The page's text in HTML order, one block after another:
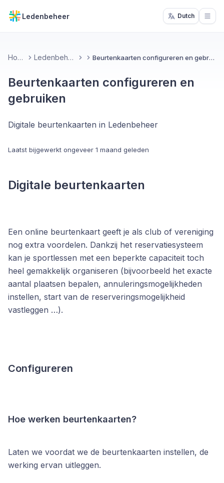
Ledenbeheer Dutch
Home Ledenbeheer Beurtenkaarten configureren en gebruiken
Beurtenkaarten configureren en
gebruiken
Digitale beurtenkaarten in Ledenbeheer
Laatst bijgewerkt ongeveer 1 maand geleden
Digitale beurtenkaarten
Een online beurtenkaart geeft je als club of vereniging
nog extra voordelen. Dankzij het reservatiesysteem
kan je sportlessen met een beperkte capaciteit toch
heel gemakkelijk organiseren (bijvoorbeeld het exacte
aantal plaatsen bepalen, annuleringsmogelijkheden
instellen, start van de reserveringsmogelijkheid
vastleggen …).
Configureren
Hoe werken beurtenkaarten?
Laten we voordat we de beurtenkaarten instellen, de
werking ervan uitleggen.